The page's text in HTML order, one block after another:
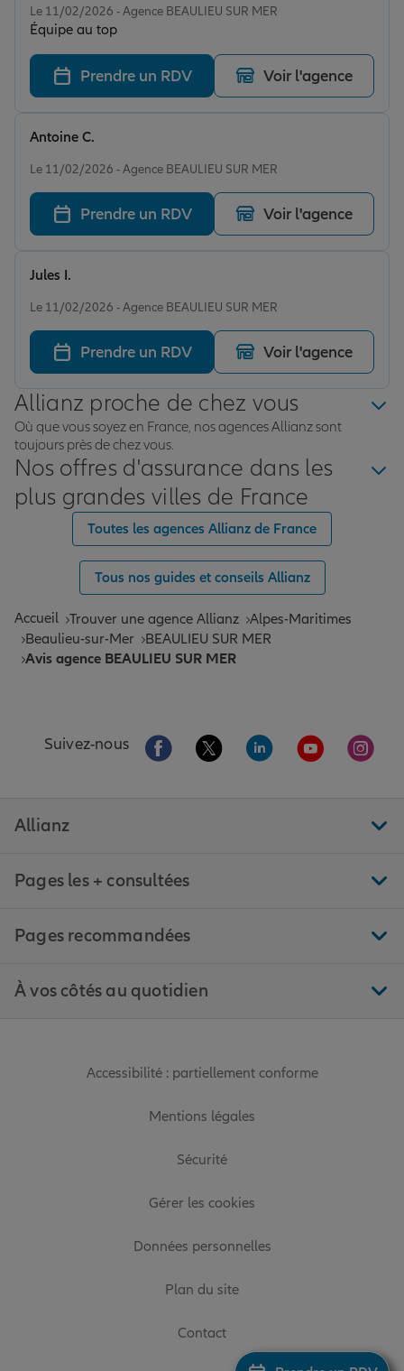
Le 11/02/2026 - Agence BEAULIEU SUR MER
Équipe au top
Prendre un RDV Voir l'agence
Le 11/02/2026 - Agence BEAULIEU SUR MER
Antoine C.
Prendre un RDV Voir l'agence
Le 11/02/2026 - Agence BEAULIEU SUR MER
Jules I.
Prendre un RDV Voir l'agence
Allianz proche de chez vous
Où que vous soyez en France, nos agences Allianz sont
toujours près de chez vous.
Nos offres d'assurance dans les
plus grandes villes de France
Toutes les agences Allianz de France
Tous nos guides et conseils Allianz
Accueil Trouver une agence Allianz Alpes-Maritimes
Beaulieu-sur-Mer
BEAULIEU SUR MER
Avis agence BEAULIEU SUR MER
Suivez-nous Aller sur la page Facebook de Allianz
Aller sur la page Twitter de
Aller sur la page
Aller sur la
Aller
Allianz
Pages les + consultées
Pages recommandées
À vos côtés au quotidien
Accessibilité : partiellement conforme
Mentions légales
Sécurité
Gérer les cookies
Données personnelles
Plan du site
Contact